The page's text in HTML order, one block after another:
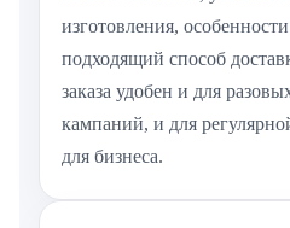
изготовления,
подходящий способ
заказа удобен и для
кампаний, и для
для бизнеса.